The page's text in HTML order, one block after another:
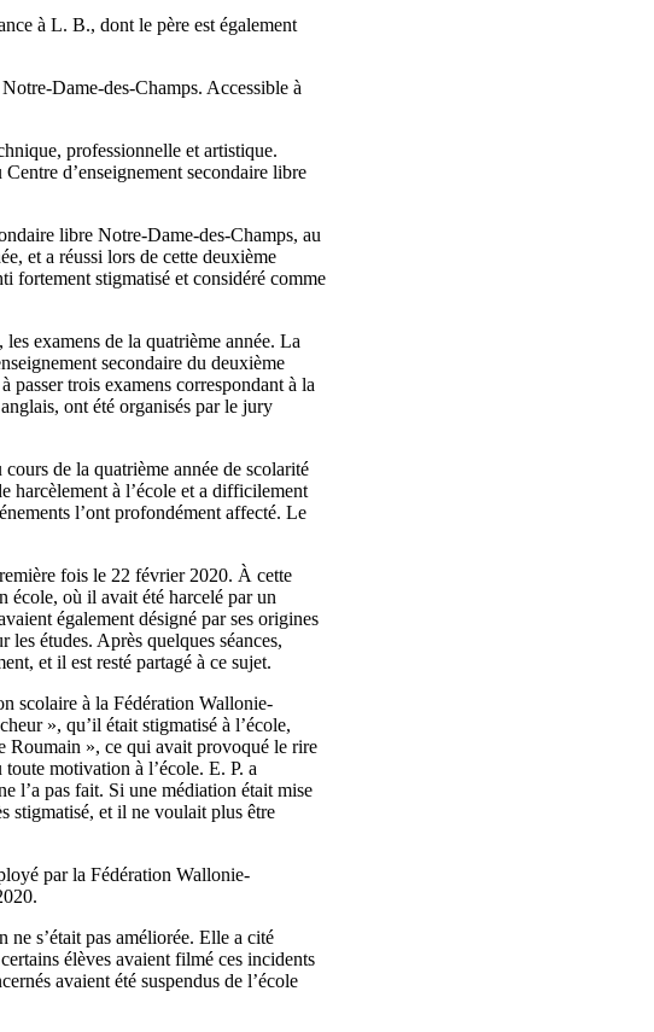
à L. B., dont le père est également
Dame-des-Champs. Accessible à
professionnelle et artistique.
d’enseignement secondaire libre
libre Notre-Dame-des-Champs, au
et a réussi lors de cette deuxième
fortement stigmatisé et considéré comme
examens de la quatrième année. La
secondaire du deuxième
trois examens correspondant à la
ont été organisés par le jury
de la quatrième année de scolarité
harcèlement à l’école et a difficilement
l’ont profondément affecté. Le
fois le 22 février 2020. À cette
école, où il avait été harcelé par un
également désigné par ses origines
études. Après quelques séances,
et il est resté partagé à ce sujet.
scolaire à la Fédération Wallonie-
», qu’il était stigmatisé à l’école,
Roumain », ce qui avait provoqué le rire
motivation à l’école. E. P. a
l’a pas fait. Si une médiation était mise
stigmatisé, et il ne voulait plus être
par la Fédération Wallonie-
s’était pas améliorée. Elle a cité
élèves avaient filmé ces incidents
avaient été suspendus de l’école